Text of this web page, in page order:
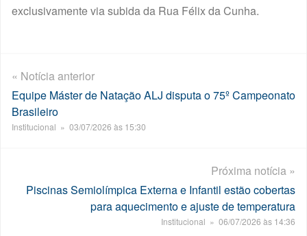
exclusivamente via subida da Rua Félix da Cunha.
« Notícia anterior
Equipe Máster de Natação ALJ disputa o 75º Campeonato
Brasileiro
Institucional » 03/07/2026 às 15:30
Próxima notícia »
Piscinas Semiolímpica Externa e Infantil estão cobertas
para aquecimento e ajuste de temperatura
Institucional » 06/07/2026 às 14:36